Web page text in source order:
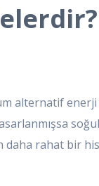
alternatif enerji
daha rahat bir